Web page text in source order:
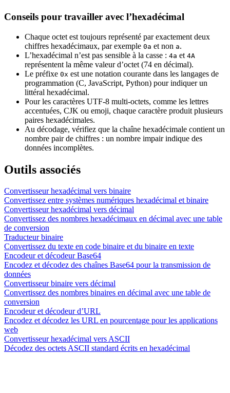
Conseils pour travailler avec l’hexadécimal
Chaque octet est toujours représenté par exactement deux
chiffres hexadécimaux, par exemple 0a et non a.
L’hexadécimal n’est pas sensible à la casse : 4a et 4A
représentent la même valeur d’octet (74 en décimal).
Le préfixe 0x est une notation courante dans les langages de
programmation (C, JavaScript, Python) pour indiquer un
littéral hexadécimal.
Pour les caractères UTF-8 multi-octets, comme les lettres
accentuées, CJK ou emoji, chaque caractère produit plusieurs
paires hexadécimales.
Au décodage, vérifiez que la chaîne hexadécimale contient un
nombre pair de chiffres : un nombre impair indique des
données incomplètes.
Outils associés
Convertisseur hexadécimal vers binaire
Convertissez entre systèmes numériques hexadécimal et binaire
Convertisseur hexadécimal vers décimal
Convertissez des nombres hexadécimaux en décimal avec une table
de conversion
Traducteur binaire
Convertissez du texte en code binaire et du binaire en texte
Encodeur et décodeur Base64
Encodez et décodez des chaînes Base64 pour la transmission de
données
Convertisseur binaire vers décimal
Convertissez des nombres binaires en décimal avec une table de
conversion
Encodeur et décodeur d’URL
Encodez et décodez les URL en pourcentage pour les applications
web
Convertisseur hexadécimal vers ASCII
Décodez des octets ASCII standard écrits en hexadécimal